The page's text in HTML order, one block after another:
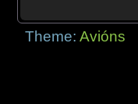
Theme:Avións